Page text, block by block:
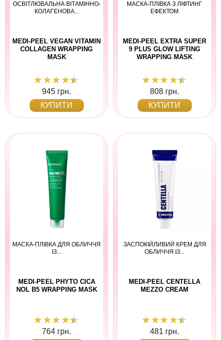
ОСВІТЛЮВАЛЬНА ВІТАМІННО-
КОЛАГЕНОВА...
MEDI-PEEL VEGAN VITAMIN
COLLAGEN WRAPPING
MASK
945 грн.
КУПИТИ
МАСКА-ПЛІВКА З ЛІФТИНГ
ЕФЕКТОМ
MEDI-PEEL EXTRA SUPER
9 PLUS GLOW LIFTING
WRAPPING MASK
808 грн.
КУПИТИ
МАСКА-ПЛІВКА ДЛЯ ОБЛИЧЧЯ
ІЗ...
MEDI-PEEL PHYTO CICA
NOL B5 WRAPPING MASK
764 грн.
ЗАСПОКІЙЛИВИЙ КРЕМ ДЛЯ
ОБЛИЧЧЯ ІЗ...
MEDI-PEEL CENTELLA
MEZZO CREAM
481 грн.